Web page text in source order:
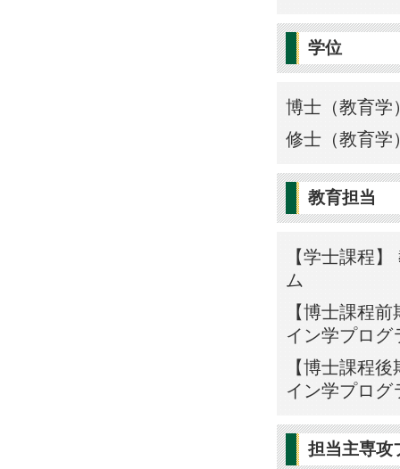
学位
博士（教育
修士（教育
教育担当
【学士課程
ム
【博士課程
イン学プログ
【博士課程
イン学プログ
担当主専攻